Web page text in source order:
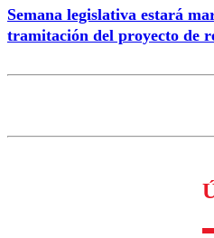
Semana legislativa estará
tramitación del proyecto de